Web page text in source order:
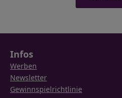
Infos
Werben
Newsletter
Gewinnspielrichtlinie